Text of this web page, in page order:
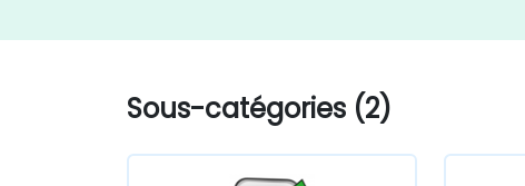
Sous-catégories (2)